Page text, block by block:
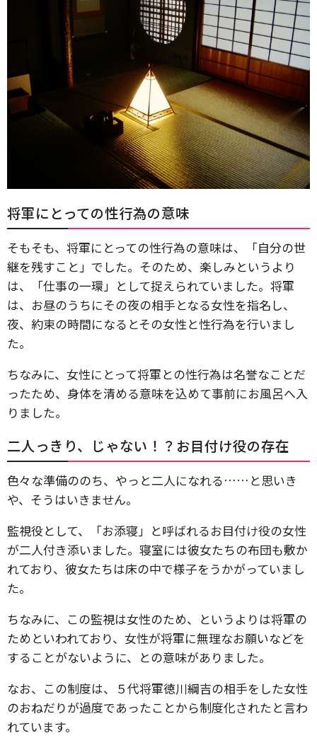
将軍にとっての性行為の意味
そもそも、将軍にとっての性行為の意味は、「自分の世
継を残すこと」でした。そのため、楽しみというより
は、「仕事の一環」として捉えられていました。将軍
は、お昼のうちにその夜の相手となる女性を指名し、
夜、約束の時間になるとその女性と性行為を行いまし
た。
ちなみに、女性にとって将軍との性行為は名誉なことだ
ったため、身体を清める意味を込めて事前にお風呂へ入
りました。
二人っきり、じゃない！？お目付け役の存在
色々な準備ののち、やっと二人になれる……と思いき
や、そうはいきません。
監視役として、「お添寝」と呼ばれるお目付け役の女性
が二人付き添いました。寝室には彼女たちの布団も敷か
れており、彼女たちは床の中で様子をうかがっていまし
た。
ちなみに、この監視は女性のため、というよりは将軍の
ためといわれており、女性が将軍に無理なお願いなどを
することがないように、との意味がありました。
なお、この制度は、５代将軍徳川綱吉の相手をした女性
のおねだりが過度であったことから制度化されたと言わ
れています。